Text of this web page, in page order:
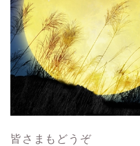
皆さまもどうぞ